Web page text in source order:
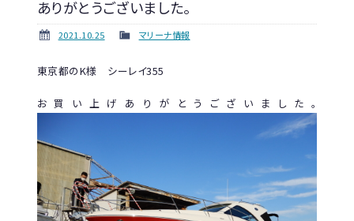
ありがとうございました。
2021.10.25 マリーナ情報
東京都のK様 シーレイ355
お買い上げありがとうございました。